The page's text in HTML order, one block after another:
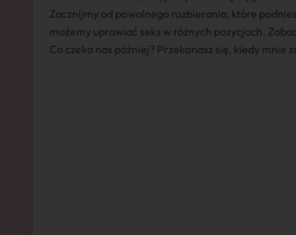
Zacznijmy od powolnego rozbierania, które
możemy uprawiać seks w różnych pozycjach.
Co czeka nas później? Przekonasz się, kiedy mnie